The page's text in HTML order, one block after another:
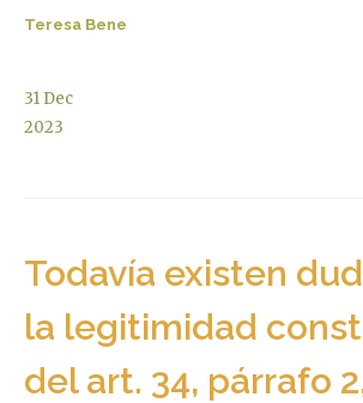
Teresa Bene
31 Dec
2023
Todavía existen
la legitimidad
del art. 34, párrafo